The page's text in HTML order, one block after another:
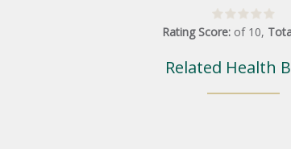
Rating Score: of 10,
Related Health